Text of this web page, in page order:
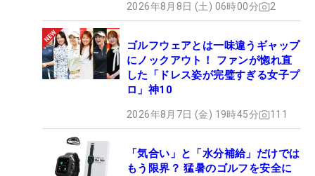
2026年8月8日 (土) 06時00分 2
ゴルフウェアとは一味違うギャップ
にノックアウト！ ファンが惚れ直
した「ドレス姿が完璧すぎる女子プ
ロ」神10
2026年8月7日 (金) 19時45分 111
「気合い」と「水分補給」だけでは
もう限界？ 猛暑のゴルフを安全に